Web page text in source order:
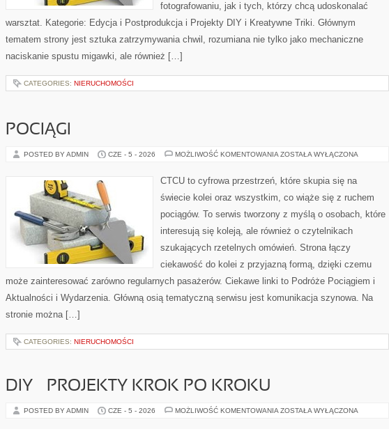
fotografowaniu, jak i tych, którzy chcą udoskonalać
warsztat. Kategorie: Edycja i Postprodukcja i Projekty DIY i Kreatywne Triki. Głównym
tematem strony jest sztuka zatrzymywania chwil, rozumiana nie tylko jako mechaniczne
naciskanie spustu migawki, ale również […]
CATEGORIES: NIERUCHOMOŚCI
POCIĄGI
POSTED BY ADMIN CZE - 5 - 2026 MOŻLIWOŚĆ KOMENTOWANIA POCIĄGI
ZOSTAŁA WYŁĄCZONA
CTCU to cyfrowa przestrzeń, które skupia się na
świecie kolei oraz wszystkim, co wiąże się z ruchem
pociągów. To serwis tworzony z myślą o osobach, które
interesują się koleją, ale również o czytelnikach
szukających rzetelnych omówień. Strona łączy
ciekawość do kolei z przyjazną formą, dzięki czemu
może zainteresować zarówno regularnych pasażerów. Ciekawe linki to Podróże Pociągiem i
Aktualności i Wydarzenia. Główną osią tematyczną serwisu jest komunikacja szynowa. Na
stronie można […]
CATEGORIES: NIERUCHOMOŚCI
DIY – PROJEKTY KROK PO KROKU
POSTED BY ADMIN CZE - 5 - 2026 MOŻLIWOŚĆ KOMENTOWANIA DIY
ZOSTAŁA WYŁĄCZONA